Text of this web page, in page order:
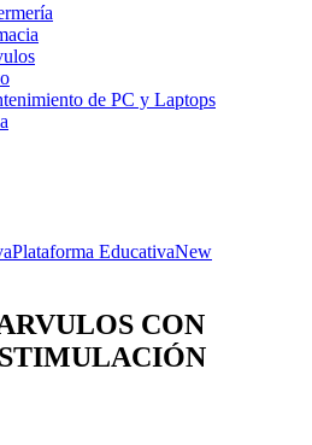
de PC y Laptops
Plataforma EducativaNew
CON